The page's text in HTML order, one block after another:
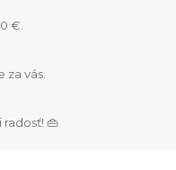
€.
za vás.
radosť! 👜